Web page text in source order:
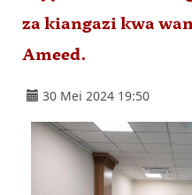
za kiangazi kwa
Ameed.
30 Mei 2024 19:50